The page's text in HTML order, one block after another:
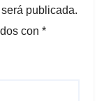
publicada.
con *